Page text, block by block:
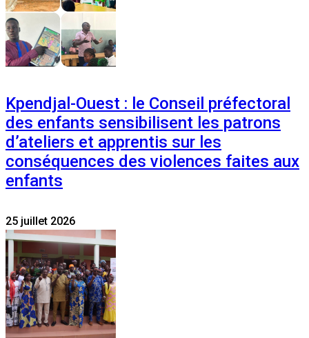
Kpendjal-Ouest : le Conseil préfectoral
des enfants sensibilisent les patrons
d’ateliers et apprentis sur les
conséquences des violences faites aux
enfants
25 juillet 2026